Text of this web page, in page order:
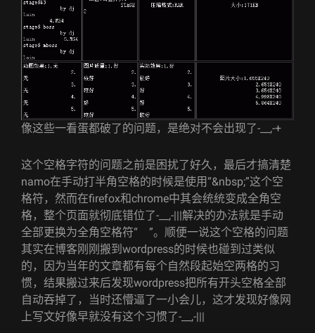
像这些一看蛋都破了的问题，是绝对不会出现了-__,-+
这个空格字符的问题之前是困扰了好久，最后才搞清楚
namo在手动打半角空格的时候是使用“&nbsp;”这个空
格符，然而在firefox和chrome中其会统统变成全角空
格，整个页面就彻底错位了-__,-|||解决的办法就是手动
全部更换为全角空格符“
”。顺便一说这个空格的问题
其实在博客刚刚搬到wordpress的时候也碰到过类似
的，因为当年的文章都有每个自然段起始空两格的习
惯，结果搬过来后发现wordpress把所有开头空格全部
自动吞掉了，当时还懵逼了一小会儿，这才发现好像网
上写文好像早就没有这个习惯了-__,-|||